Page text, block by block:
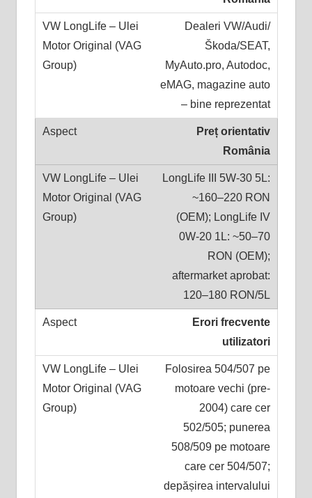
Dealeri VW/Audi/
Škoda/SEAT,
MyAuto.pro, Autodoc,
eMAG, magazine auto
– bine reprezentat
Preț orientativ
România
LongLife III 5W-30 5L:
~160–220 RON
(OEM); LongLife IV
0W-20 1L: ~50–70
RON (OEM);
aftermarket aprobat:
120–180 RON/5L
Erori frecvente
utilizatori
Folosirea 504/507 pe
motoare vechi (pre-
2004) care cer
502/505; punerea
508/509 pe motoare
care cer 504/507;
depășirea intervalului